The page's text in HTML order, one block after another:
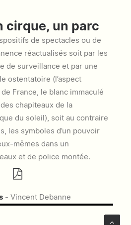
cirque, un parc
de spectacles ou de
réactualisés soit par les
de surveillance et par une
ostentatoire (l’aspect
France, le blanc immaculé
chapiteaux de la
du soleil), soit au contraire
les symboles d’un pouvoir
mêmes dans un
et de police montée.
- Vincent Debanne